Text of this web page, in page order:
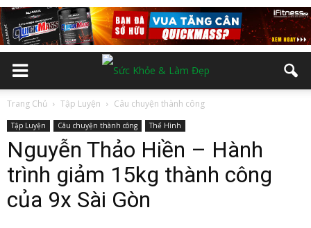
Trang Chủ Tập Luyện Câu chuyện thành công
Tập Luyện Câu chuyện thành công Thể Hình
Nguyễn Thảo Hiền – Hành
trình giảm 15kg thành công
của 9x Sài Gòn